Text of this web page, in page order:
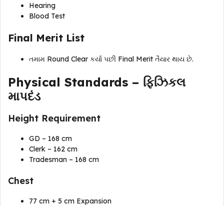
Hearing
Blood Test
Final Merit List
તમામ Round Clear કર્યા પછી Final Merit તૈયાર થાય છે.
Physical Standards – ફિઝિકલ
માપદંડ
Height Requirement
GD – 168 cm
Clerk – 162 cm
Tradesman – 168 cm
Chest
77 cm + 5 cm Expansion